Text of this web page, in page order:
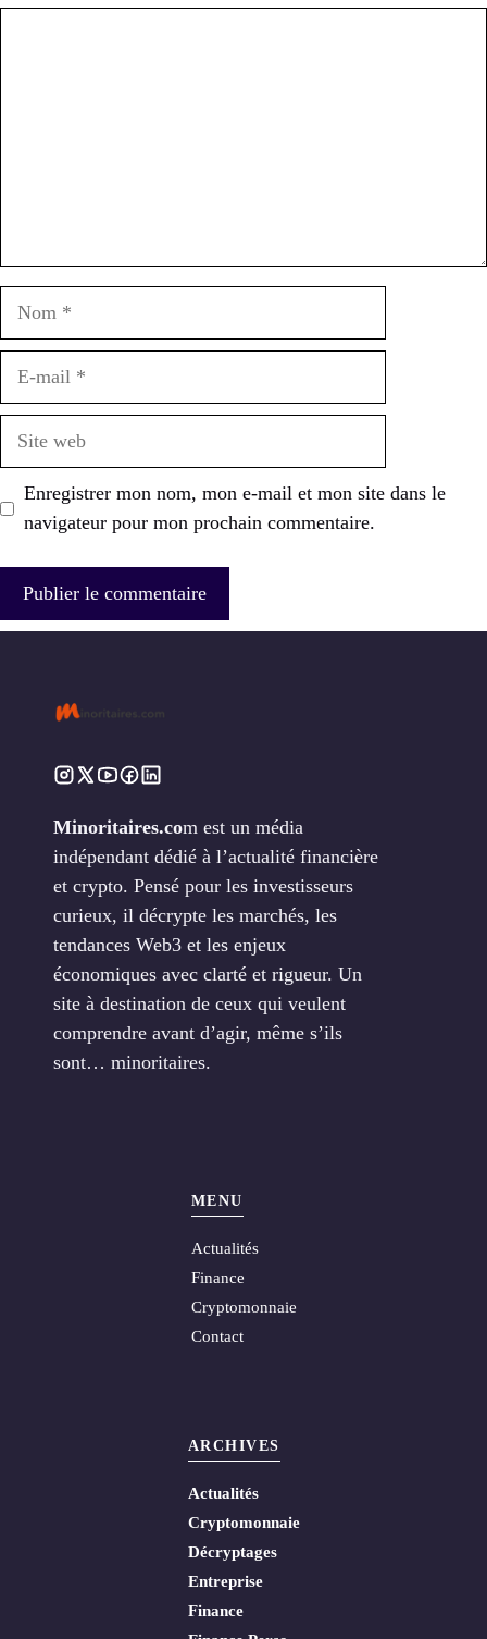
Enregistrer mon nom, mon e-mail et mon site dans le
navigateur pour mon prochain commentaire.
Minoritaires.com est un média
indépendant dédié à l’actualité financière
et crypto. Pensé pour les investisseurs
curieux, il décrypte les marchés, les
tendances Web3 et les enjeux
économiques avec clarté et rigueur. Un
site à destination de ceux qui veulent
comprendre avant d’agir, même s’ils
sont… minoritaires.
MENU
Actualités
Finance
Cryptomonnaie
Contact
ARCHIVES
Actualités
Cryptomonnaie
Décryptages
Entreprise
Finance